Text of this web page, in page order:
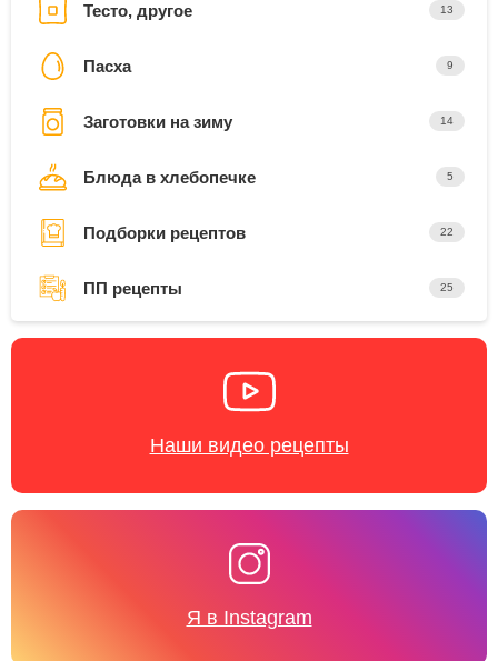
Тесто, другое 13
Пасха 9
Заготовки на зиму 14
Блюда в хлебопечке 5
Подборки рецептов 22
ПП рецепты 25
Наши видео рецепты
Я в Instagram